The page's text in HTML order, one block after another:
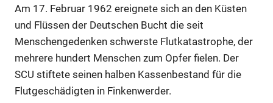
Am 17. Februar 1962 ereignete sich an den Küsten
und Flüssen der Deutschen Bucht die seit
Menschengedenken schwerste Flutkatastrophe, der
mehrere hundert Menschen zum Opfer fielen. Der
SCU stiftete seinen halben Kassenbestand für die
Flutgeschädigten in Finkenwerder.